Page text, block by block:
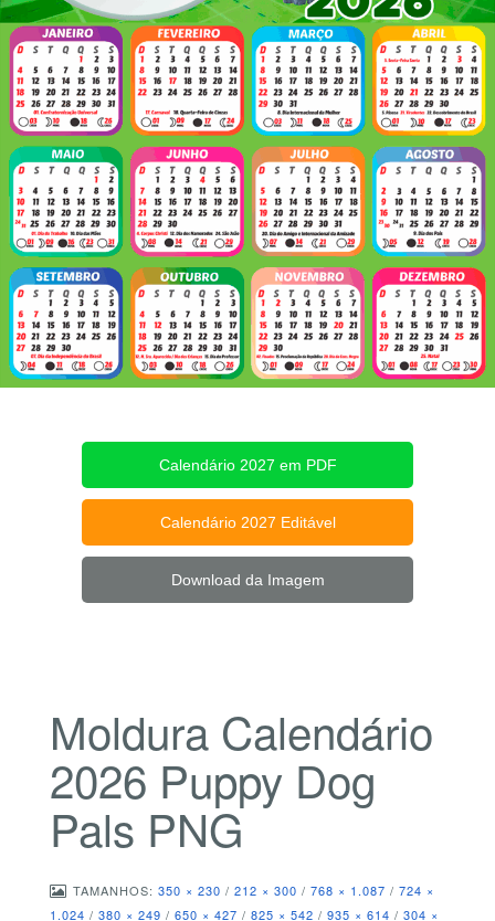
Calendário 2027 em PDF
Calendário 2027 Editável
Download da Imagem
Moldura Calendário
2026 Puppy Dog
Pals PNG
TAMANHOS: 350 × 230 / 212 × 300 / 768 × 1.087 / 724 ×
1.024 / 380 × 249 / 650 × 427 / 825 × 542 / 935 × 614 / 304 ×